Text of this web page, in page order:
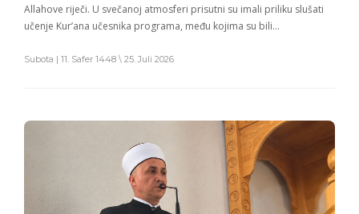
Allahove riječi. U svečanoj atmosferi prisutni su imali priliku slušati
učenje Kur’ana učesnika programa, među kojima su bili…
Subota | 11. Safer 1448 \ 25. Juli 2026